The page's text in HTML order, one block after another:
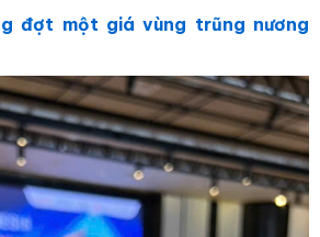
đợt một giá vùng trũng nương